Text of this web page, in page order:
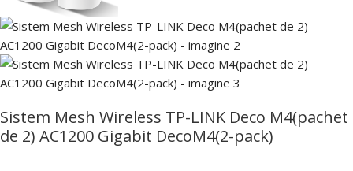
Sistem Mesh Wireless TP-LINK Deco M4(pachet
de 2) AC1200 Gigabit DecoM4(2-pack)